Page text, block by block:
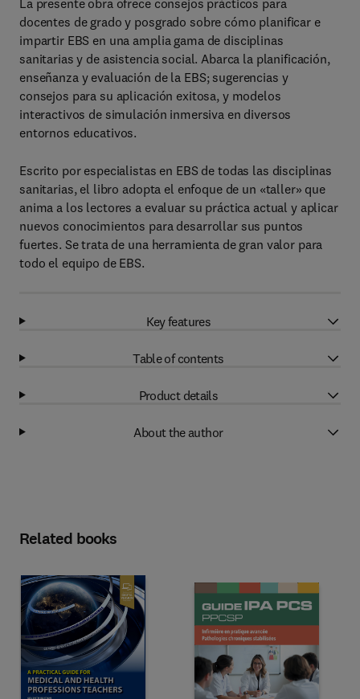
La presente obra ofrece consejos prácticos para
docentes de grado y posgrado sobre cómo planificar e
impartir EBS en una amplia gama de disciplinas
sanitarias y de asistencia social. Abarca la planificación,
enseñanza y evaluación de la EBS; sugerencias y
consejos para su aplicación exitosa, y modelos
interactivos de simulación inmersiva en diversos
entornos educativos.
Escrito por especialistas en EBS de todas las disciplinas
sanitarias, el libro adopta el enfoque de un «taller» que
anima a los lectores a evaluar su práctica actual y aplicar
nuevos conocimientos para desarrollar sus puntos
fuertes. Se trata de una herramienta de gran valor para
todo el equipo de EBS.
Key features
Table of contents
Product details
About the author
Related books